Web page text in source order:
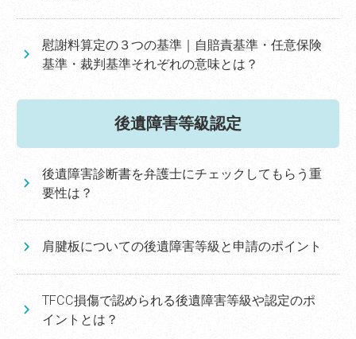
慰謝料算定の３つの基準｜自賠責基準・任意保険
基準・裁判基準それぞれの意味とは？
後遺障害等級認定
後遺障害診断書を弁護士にチェックしてもらう重
要性は？
肩腱板についての後遺障害等級と申請のポイント
TFCC損傷で認められる後遺障害等級や認定のポ
イントとは？